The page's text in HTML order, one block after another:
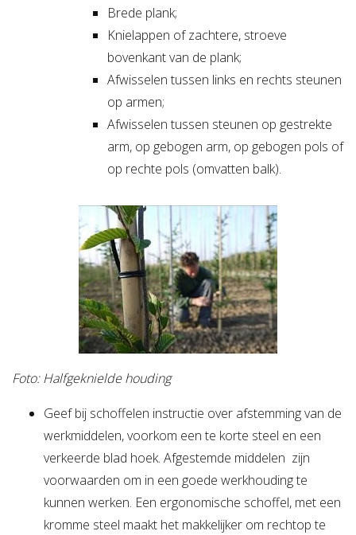
Brede plank;
Knielappen of zachtere, stroeve
bovenkant van de plank;
Afwisselen tussen links en rechts steunen
op armen;
Afwisselen tussen steunen op gestrekte
arm, op gebogen arm, op gebogen pols of
op rechte pols (omvatten balk).
Foto: Halfgeknielde houding
Geef bij schoffelen instructie over afstemming van de
werkmiddelen, voorkom een te korte steel en een
verkeerde blad hoek. Afgestemde middelen zijn
voorwaarden om in een goede werkhouding te
kunnen werken. Een ergonomische schoffel, met een
kromme steel maakt het makkelijker om rechtop te